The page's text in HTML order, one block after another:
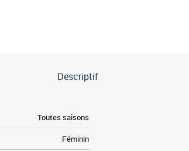
Descriptif
Toutes saisons
Féminin